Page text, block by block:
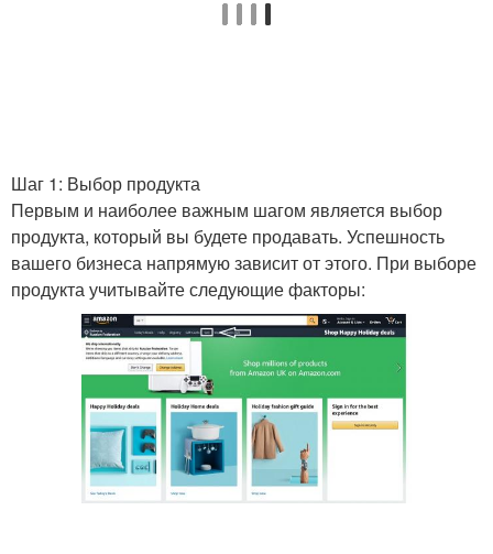
Шаг 1: Выбор продукта
Первым и наиболее важным шагом является выбор
продукта, который вы будете продавать. Успешность
вашего бизнеса напрямую зависит от этого. При выборе
продукта учитывайте следующие факторы: